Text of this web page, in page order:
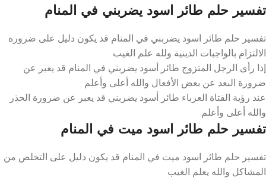
تفسير حلم طائر اسود يضربني في المنام
تفسير حلم طائر اسود يضربني في المنام قد يكون دليل على ضرورة
الالتزام بالواجبات الدينية ولله علم الغيب
إذا رأى الرجل المتزوج طائر أسود يضربني في المنام قد يعبر عن
ضرورة البعد عن بعض الأفعال والله أعلى وأعلم
عند رؤية الفتاة العزباء طائر أسود يضربني قد يعبر عن ضرورة الحذر
والله أعلى وأعلم
تفسير حلم طائر اسود ميت في المنام
تفسير حلم طائر اسود ميت في المنام قد يكون دليل على التخلص من
المشاكل والله يعلم الغيب